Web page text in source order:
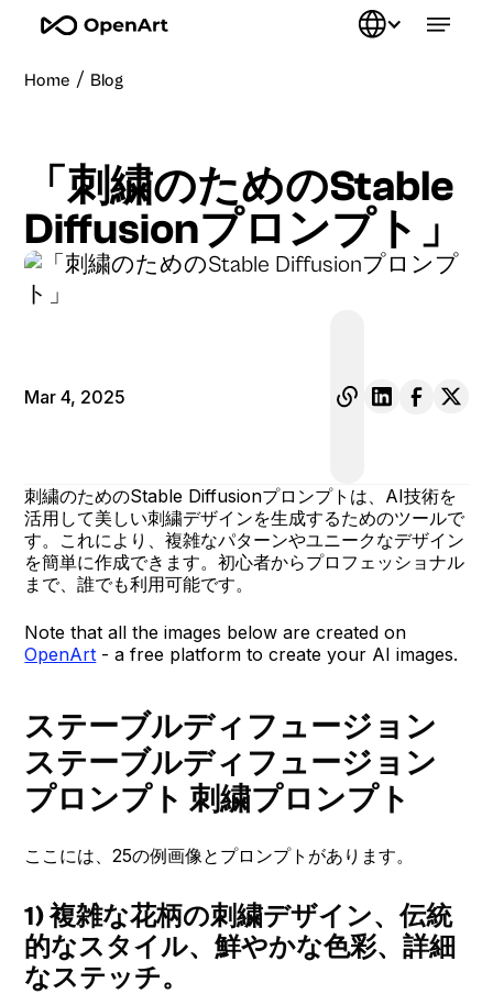
Home / Blog
「刺繍のためのStable
Diffusionプロンプト」
Mar 4, 2025
刺繍のためのStable Diffusionプロンプトは、AI技術を
活用して美しい刺繍デザインを生成するためのツールで
す。これにより、複雑なパターンやユニークなデザイン
を簡単に作成できます。初心者からプロフェッショナル
まで、誰でも利用可能です。
Note that all the images below are created on
OpenArt - a free platform to create your AI images.
ステーブルディフュージョン
ステーブルディフュージョン
プロンプト 刺繍プロンプト
ここには、25の例画像とプロンプトがあります。
1) 複雑な花柄の刺繍デザイン、伝統
的なスタイル、鮮やかな色彩、詳細
なステッチ。